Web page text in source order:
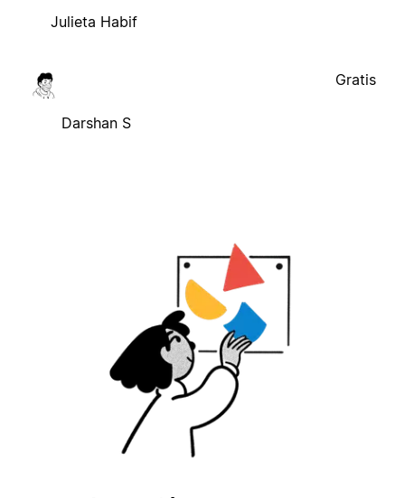
Julieta Habif
Darshan S
Gratis